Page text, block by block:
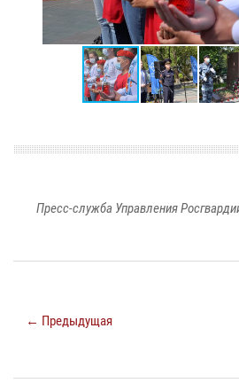
Пресс-служба Управления
← Предыдущая